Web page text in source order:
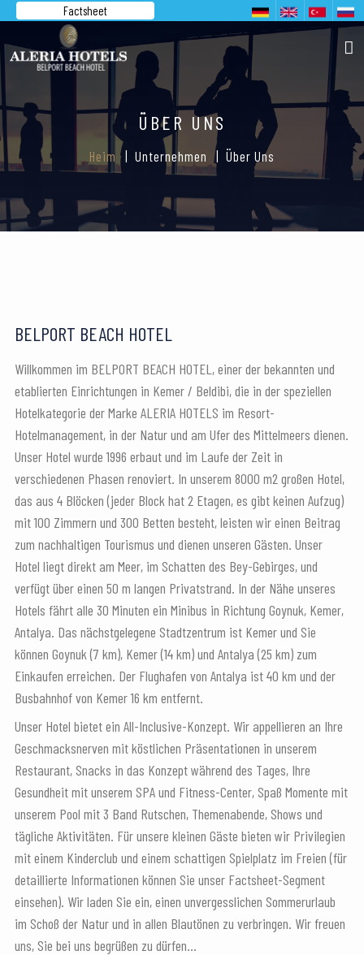
Factsheet
ÜBER UNS
Heim Unternehmen Über Uns
BELPORT BEACH HOTEL
Willkommen im BELPORT BEACH HOTEL, einer der bekannten und
etablierten Einrichtungen in Kemer / Beldibi, die in der speziellen
Hotelkategorie der Marke ALERIA HOTELS im Resort-
Hotelmanagement, in der Natur und am Ufer des Mittelmeers dienen.
Unser Hotel wurde 1996 erbaut und im Laufe der Zeit in
verschiedenen Phasen renoviert. In unserem 8000 m2 großen Hotel,
das aus 4 Blöcken (jeder Block hat 2 Etagen, es gibt keinen Aufzug)
mit 100 Zimmern und 300 Betten besteht, leisten wir einen Beitrag
zum nachhaltigen Tourismus und dienen unseren Gästen. Unser
Hotel liegt direkt am Meer, im Schatten des Bey-Gebirges, und
verfügt über einen 50 m langen Privatstrand. In der Nähe unseres
Hotels fährt alle 30 Minuten ein Minibus in Richtung Goynuk, Kemer,
Antalya. Das nächstgelegene Stadtzentrum ist Kemer und Sie
können Goynuk (7 km), Kemer (14 km) und Antalya (25 km) zum
Einkaufen erreichen. Der Flughafen von Antalya ist 40 km und der
Busbahnhof von Kemer 16 km entfernt.
Unser Hotel bietet ein All-Inclusive-Konzept. Wir appellieren an Ihre
Geschmacksnerven mit köstlichen Präsentationen in unserem
Restaurant, Snacks in das Konzept während des Tages, Ihre
Gesundheit mit unserem SPA und Fitness-Center, Spaß Momente mit
unserem Pool mit 3 Band Rutschen, Themenabende, Shows und
tägliche Aktivitäten. Für unsere kleinen Gäste bieten wir Privilegien
mit einem Kinderclub und einem schattigen Spielplatz im Freien (für
detaillierte Informationen können Sie unser Factsheet-Segment
einsehen). Wir laden Sie ein, einen unvergesslichen Sommerurlaub
im Schoß der Natur und in allen Blautönen zu verbringen. Wir freuen
uns, Sie bei uns begrüßen zu dürfen...